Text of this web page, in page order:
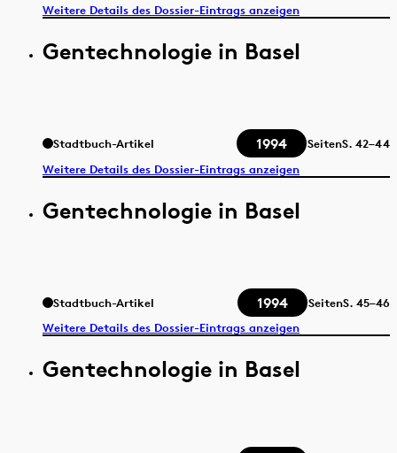
Weitere Details des Dossier-Eintrags anzeigen
Gentechnologie in Basel
Stadtbuch-Artikel 1994 SeitenS. 42–44
Weitere Details des Dossier-Eintrags anzeigen
Gentechnologie in Basel
Stadtbuch-Artikel 1994 SeitenS. 45–46
Weitere Details des Dossier-Eintrags anzeigen
Gentechnologie in Basel